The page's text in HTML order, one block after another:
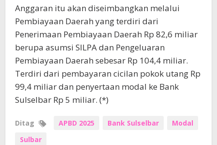
Anggaran itu akan diseimbangkan melalui
Pembiayaan Daerah yang terdiri dari
Penerimaan Pembiayaan Daerah Rp 82,6 miliar
berupa asumsi SILPA dan Pengeluaran
Pembiayaan Daerah sebesar Rp 104,4 miliar.
Terdiri dari pembayaran cicilan pokok utang Rp
99,4 miliar dan penyertaan modal ke Bank
Sulselbar Rp 5 miliar. (*)
Ditag APBD 2025 Bank Sulselbar
Modal
Sulbar